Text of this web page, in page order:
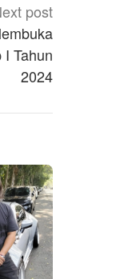
post
Tahun
2024